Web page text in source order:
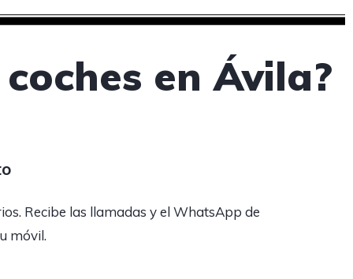
en Ávila?
Recibe las llamadas y el WhatsApp de
móvil.